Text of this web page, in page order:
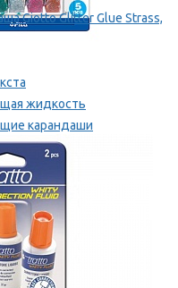
Giotto Glitter Glue Strass,
жидкость
карандаши
ленты